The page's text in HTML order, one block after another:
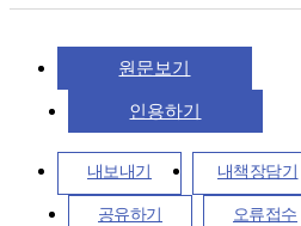
원문보기
인용하기
내보내기 내책장담기
공유하기 오류접수